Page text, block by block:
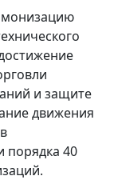
и защите
движения
порядка 40